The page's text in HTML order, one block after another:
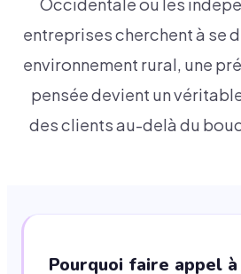
Occidentale où les
entreprises cherchent à se
environnement rural, une
pensée devient un
des clients au-delà du
Pourquoi faire appel à